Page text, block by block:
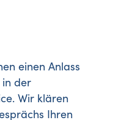
einen Anlass
der
Wir klären
Ihren